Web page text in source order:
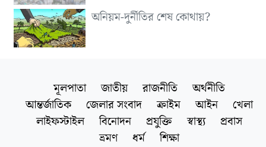
অনিয়ম-দুর্নীতির শেষ কোথায়?
মূলপাতা জাতীয় রাজনীতি
অর্থনীতি
আন্তর্জাতিক
জেলার সংবাদ ক্রাইম আইন
খেলা
লাইফস্টাইল
বিনোদন প্রযুক্তি স্বাস্থ্য
প্রবাস
ভ্রমণ
ধর্ম শিক্ষা